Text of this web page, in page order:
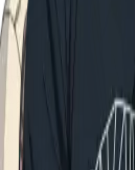
ンシスコにルーツを持ちなが
WonderCanvasのような、次
ンツールを開発しています。
私たちは、結束力の強い制作
す。全員が顧客と直接向き
域でオーナーシップを発揮
なくスピードを追求する日
ーターの方々に、すでに私
います。
Kamikaiは、真剣に仕事に取
のための場所です。私たち
の文化を意識的に融合させて